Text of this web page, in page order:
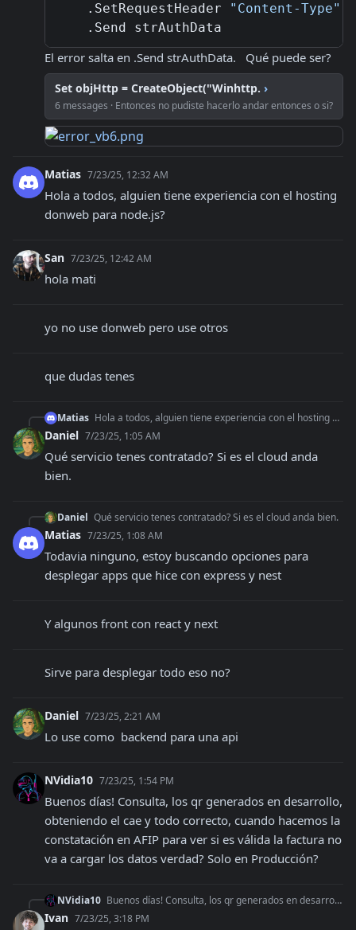
    .SetRequestHeader
"Content-Type"
El error salta en .Send strAuthData.   Qué puede ser?
Set objHttp = CreateObject("Winhttp. ›
6 messages · Entonces no pudiste hacerlo andar entonces o si?
Matias 7/23/25, 12:32 AM
Hola a todos, alguien tiene experiencia con el hosting
donweb para node.js?
San 7/23/25, 12:42 AM
hola mati
yo no use donweb pero use otros
que dudas tenes
Matias Hola a todos, alguien tiene experiencia con el hosting donweb para node.js?
Daniel 7/23/25, 1:05 AM
Qué servicio tenes contratado? Si es el cloud anda
bien.
Daniel Qué servicio tenes contratado? Si es el cloud anda bien.
Matias 7/23/25, 1:08 AM
Todavia ninguno, estoy buscando opciones para
desplegar apps que hice con express y nest
Y algunos front con react y next
Sirve para desplegar todo eso no?
Daniel 7/23/25, 2:21 AM
Lo use como  backend para una api
NVidia10 7/23/25, 1:54 PM
Buenos días! Consulta, los qr generados en desarrollo,
obteniendo el cae y todo correcto, cuando hacemos la
constatación en AFIP para ver si es válida la factura no
va a cargar los datos verdad? Solo en Producción?
NVidia10 Buenos días! Consulta, los qr generados en desarrollo, obteniendo el cae y todo correcto, cuando hacemos la constatación en AFIP para ver si es válida la factur
Ivan 7/23/25, 3:18 PM